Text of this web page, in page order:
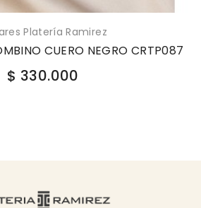
Platería Ramirez
CUERO NEGRO CRTP087
$ 330.000